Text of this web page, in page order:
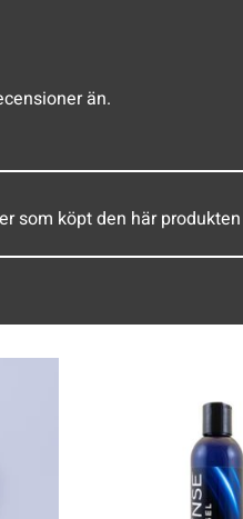
än.
som köpt den här